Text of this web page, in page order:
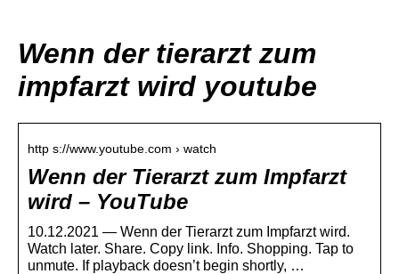
Wenn der tierarzt zum
impfarzt wird youtube
http s://www.youtube.com › watch
Wenn der Tierarzt zum Impfarzt
wird – YouTube
10.12.2021 — Wenn der Tierarzt zum Impfarzt wird.
Watch later. Share. Copy link. Info. Shopping. Tap to
unmute. If playback doesn’t begin shortly, …